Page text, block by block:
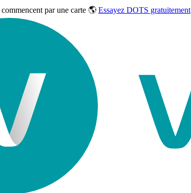
par une carte 🌎 Essayez DOTS gratuitement